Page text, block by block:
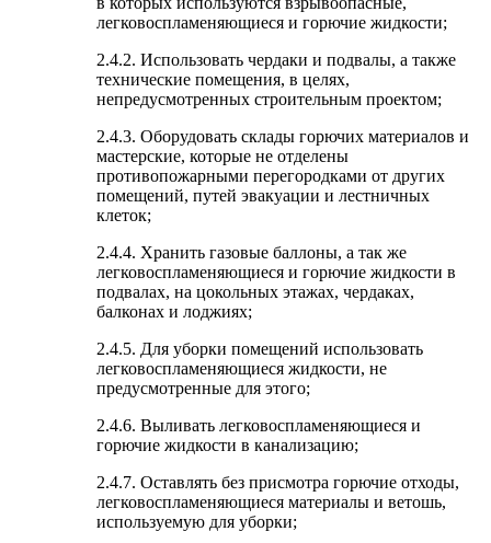
легковоспламеняющиеся и горючие жидкости;
2.4.2. Использовать чердаки и подвалы, а также
технические помещения, в целях,
непредусмотренных строительным проектом;
2.4.3. Оборудовать склады горючих материалов и
мастерские, которые не отделены
противопожарными перегородками от других
помещений, путей эвакуации и лестничных
клеток;
2.4.4. Хранить газовые баллоны, а так же
легковоспламеняющиеся и горючие жидкости в
подвалах, на цокольных этажах, чердаках,
балконах и лоджиях;
2.4.5. Для уборки помещений использовать
легковоспламеняющиеся жидкости, не
предусмотренные для этого;
2.4.6. Выливать легковоспламеняющиеся и
горючие жидкости в канализацию;
2.4.7. Оставлять без присмотра горючие отходы,
легковоспламеняющиеся материалы и ветошь,
используемую для уборки;